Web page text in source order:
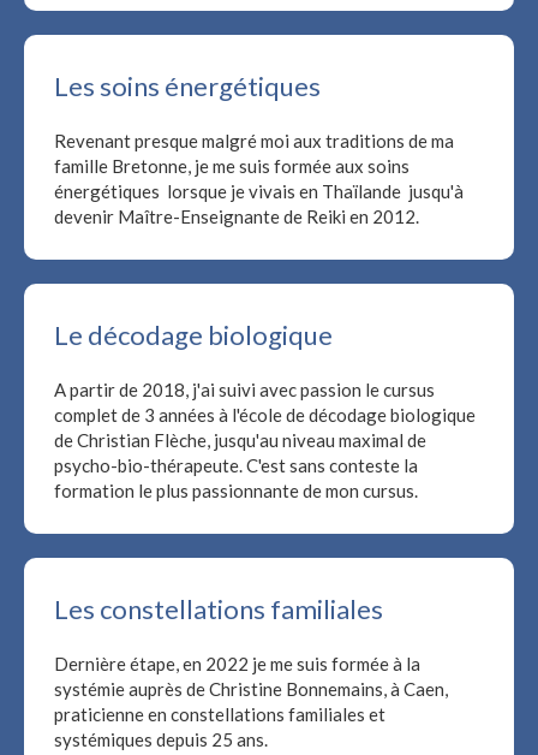
Les soins énergétiques
Revenant presque malgré moi aux traditions de ma
famille Bretonne, je me suis formée aux soins
énergétiques lorsque je vivais en Thaïlande jusqu'à
devenir Maître-Enseignante de Reiki en 2012.
Le décodage biologique
A partir de 2018, j'ai suivi avec passion le cursus
complet de 3 années à l'école de décodage biologique
de Christian Flèche, jusqu'au niveau maximal de
psycho-bio-thérapeute. C'est sans conteste la
formation le plus passionnante de mon cursus.
Les constellations familiales
Dernière étape, en 2022 je me suis formée à la
systémie auprès de Christine Bonnemains, à Caen,
praticienne en constellations familiales et
systémiques depuis 25 ans.